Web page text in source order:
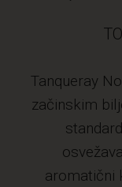
Tanqueray
začinskim
aromatični